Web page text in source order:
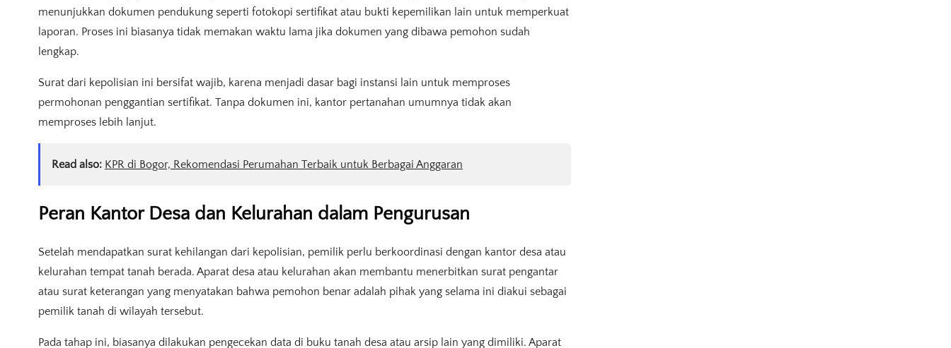
menunjukkan dokumen pendukung seperti fotokopi sertifikat atau bukti kepemilikan lain untuk memperkuat
laporan. Proses ini biasanya tidak memakan waktu lama jika dokumen yang dibawa pemohon sudah
lengkap.
Surat dari kepolisian ini bersifat wajib, karena menjadi dasar bagi instansi lain untuk memproses
permohonan penggantian sertifikat. Tanpa dokumen ini, kantor pertanahan umumnya tidak akan
memproses lebih lanjut.
Read also: KPR di Bogor, Rekomendasi Perumahan Terbaik untuk Berbagai Anggaran
Peran Kantor Desa dan Kelurahan dalam Pengurusan
Setelah mendapatkan surat kehilangan dari kepolisian, pemilik perlu berkoordinasi dengan kantor desa atau
kelurahan tempat tanah berada. Aparat desa atau kelurahan akan membantu menerbitkan surat pengantar
atau surat keterangan yang menyatakan bahwa pemohon benar adalah pihak yang selama ini diakui sebagai
pemilik tanah di wilayah tersebut.
Pada tahap ini, biasanya dilakukan pengecekan data di buku tanah desa atau arsip lain yang dimiliki. Aparat